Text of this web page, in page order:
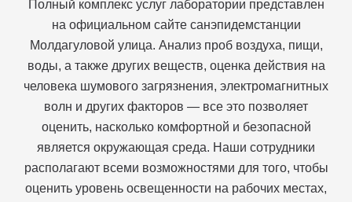
Полный комплекс услуг лаборатории представлен
на официальном сайте санэпидемстанции
Молдагуловой улица. Анализ проб воздуха, пищи,
воды, а также других веществ, оценка действия на
человека шумового загрязнения, электромагнитных
волн и других факторов — все это позволяет
оценить, насколько комфортной и безопасной
является окружающая среда. Наши сотрудники
располагают всеми возможностями для того, чтобы
оценить уровень освещенности на рабочих местах,